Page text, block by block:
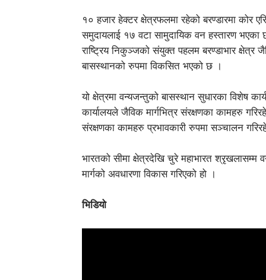
१० हजार हेक्टर क्षेत्रफलमा रहेको बरण्डारमा कोर
समुदायलाई १७ वटा सामुदायिक वन हस्तारण
राष्ट्रिय निकुञ्जको संयुक्त पहलम बरण्डाभार क्षेत्र
बासस्थानको रुपमा विकसित भएको छ ।
यो क्षेत्रमा वन्यजन्तुको बासस्थान सुधारका विशेष
कार्यालयले जैविक मार्गभित्र संरक्षणका कामहरु
संरक्षणका कामहरु प्रभावकारी रुपमा सञ्चालन
भारतको सीमा क्षेत्रदेखि चुरे महाभारत
मार्गको अवधारणा विकास गरिएको हो ।
भिडियो